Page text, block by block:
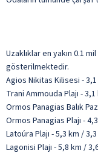
Uzaklıklar en yakın 0.1
gösterilmektedir.
Agios Nikitas Kilisesi -
Trani Ammouda Plajı -
Ormos Panagias Balık
Ormos Panagias Plajı -
Latoúra Plajı - 5,3 km /
Lagonisi Plajı - 5,8 km /